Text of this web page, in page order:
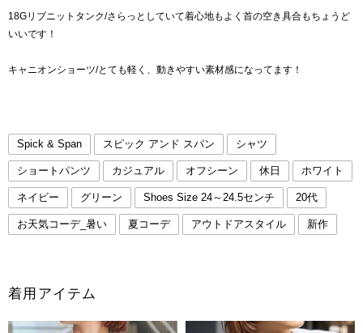
18Gリブニットタンク/さらっとしていて着心地もよく首の空き具合もちょうど
いいです！
キャニオンショーツ/とても軽く、動きやすい素材感になってます！
Spick & Span スピック アンド スパン シャツ
ショートパンツ カジュアル オフシーン 休日 ホワイト
ネイビー グリーン Shoes Size 24～24.5センチ 20代
お天気コーデ_暑い 夏コーデ アウトドアスタイル 新作
着用アイテム